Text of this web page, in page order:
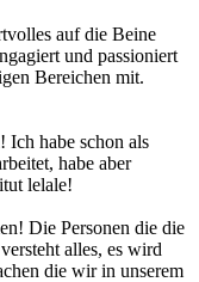
auf die Beine
und passioniert
Bereichen mit.
Ich habe schon als
habe aber
lelale!
Die Personen die die
alles, es wird
die wir in unserem